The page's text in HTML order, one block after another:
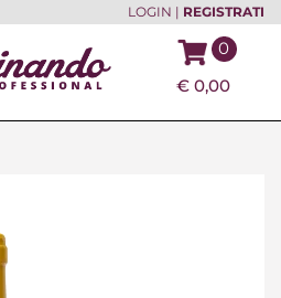
LOGIN | REGISTRATI
0
€ 0,00